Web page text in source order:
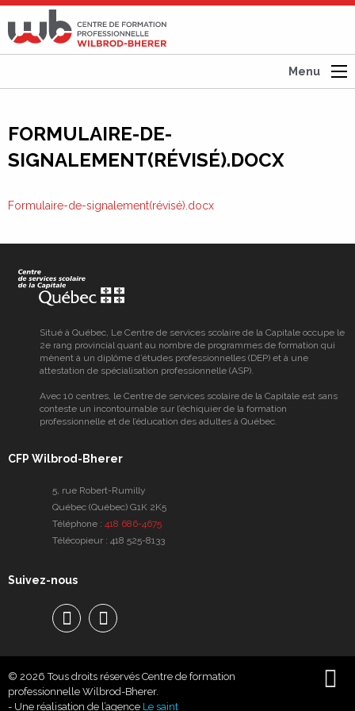
Wilbrod-
Menu
FORMULAIRE-DE-
SIGNALEMENT(RÉVISÉ).DOCX
Formulaire-de-signalement(révisé).docx
Situé à Québec, Le Centre de services scolaire de la Capitale occupe le
2e rang provincial quant au nombre de programmes de formation qui
mènent à un diplôme d’études professionnelles (DEP) et à une
attestation de spécialisation professionnelle (ASP).
Avec 10 centres, le Centre de services scolaire de la Capitale est sans
conteste un incontournable sur l’échiquier de la formation
professionnelle et de l’éducation des adultes à Québec.
CFP Wilbrod-Bherer
5, rue Robert-Rumilly
Québec (Québec) G1K 2K5
Téléphone : 418 686-4675
Télécopieur : 418 525-8133
Suivez-nous
FacebookFacebook
© 2026 Tous droits réservés Centre de formation
professionnelle Wilbrod-Bherer.
- Une réalisation de l’agence Le saint